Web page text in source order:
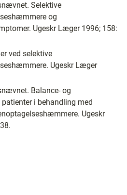
Selektive
og
Ugeskr Læger 1996; 158:
ved selektive
Ugeskr Læger
Balance- og
i behandling med
Ugeskr